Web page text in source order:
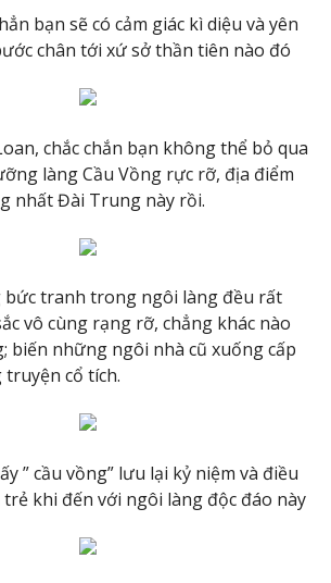
bạn sẽ có cảm giác kì diệu và yên
chân tới xứ sở thần tiên nào đó
chắc chắn bạn không thể bỏ qua
làng Cầu Vồng rực rỡ, địa điểm
nhất Đài Trung này rồi.
tranh trong ngôi làng đều rất
vô cùng rạng rỡ, chẳng khác nào
biến những ngôi nhà cũ xuống cấp
cổ tích.
” cầu vồng” lưu lại kỷ niệm và điều
trẻ khi đến với ngôi làng độc đáo này